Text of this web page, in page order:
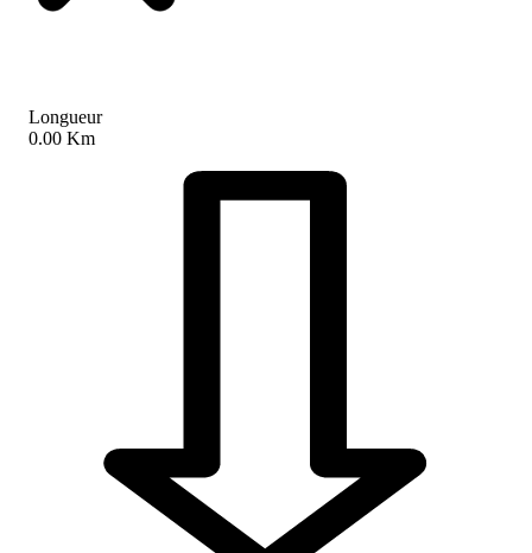
Longueur
0.00 Km